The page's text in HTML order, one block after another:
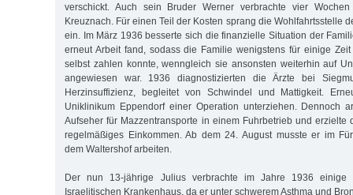
verschickt. Auch sein Bruder Werner verbrachte vier
Kreuznach. Für einen Teil der Kosten sprang die Wohlfahrtsstelle
ein. Im März 1936 besserte sich die finanzielle Situation der
erneut Arbeit fand, sodass die Familie wenigstens für einige
selbst zahlen konnte, wenngleich sie ansonsten weiterhin auf
angewiesen war. 1936 diagnostizierten die Ärzte bei
Herzinsuffizienz, begleitet von Schwindel und Mattigkeit.
Uniklinikum Eppendorf einer Operation unterziehen. Dennoch
Aufseher für Mazzentransporte in einem Fuhrbetrieb und erzielte
regelmäßiges Einkommen. Ab dem 24. August musste er im
dem Waltershof arbeiten.
Der nun 13-jährige Julius verbrachte im Jahre 1936 einige
Israelitischen Krankenhaus, da er unter schwerem Asthma und